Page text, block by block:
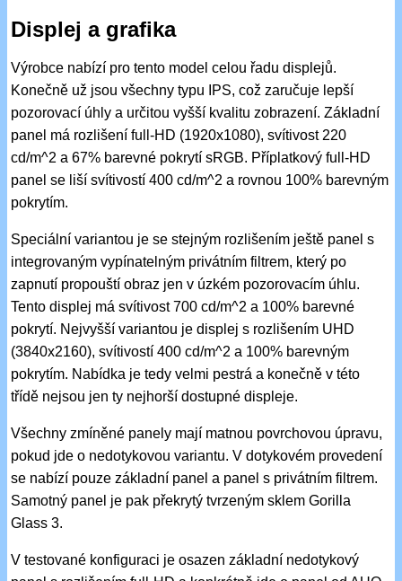
Displej a grafika
Výrobce nabízí pro tento model celou řadu displejů.
Konečně už jsou všechny typu IPS, což zaručuje lepší
pozorovací úhly a určitou vyšší kvalitu zobrazení. Základní
panel má rozlišení full-HD (1920x1080), svítivost 220
cd/m^2 a 67% barevné pokrytí sRGB. Příplatkový full-HD
panel se liší svítivostí 400 cd/m^2 a rovnou 100% barevným
pokrytím.
Speciální variantou je se stejným rozlišením ještě panel s
integrovaným vypínatelným privátním filtrem, který po
zapnutí propouští obraz jen v úzkém pozorovacím úhlu.
Tento displej má svítivost 700 cd/m^2 a 100% barevné
pokrytí. Nejvyšší variantou je displej s rozlišením UHD
(3840x2160), svítivostí 400 cd/m^2 a 100% barevným
pokrytím. Nabídka je tedy velmi pestrá a konečně v této
třídě nejsou jen ty nejhorší dostupné displeje.
Všechny zmíněné panely mají matnou povrchovou úpravu,
pokud jde o nedotykovou variantu. V dotykovém provedení
se nabízí pouze základní panel a panel s privátním filtrem.
Samotný panel je pak překrytý tvrzeným sklem Gorilla
Glass 3.
V testované konfiguraci je osazen základní nedotykový